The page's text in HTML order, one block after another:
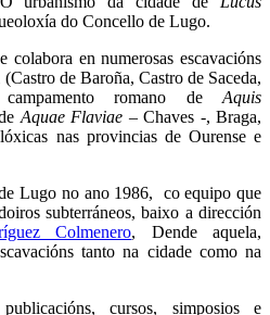
do Concello de Lugo.
en numerosas escavacións
de Baroña, Castro de Saceda,
romano de Aquis
Aquae Flaviae – Chaves -, Braga,
nas provincias de Ourense e
Lugo no ano 1986, co equipo que
subterráneos, baixo a dirección
Colmenero, Dende aquela,
tanto na cidade como na
cursos, simposios e